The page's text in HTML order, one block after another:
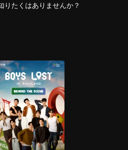
たくはありませんか？